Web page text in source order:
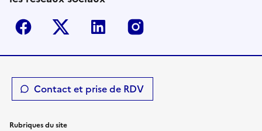
Facebook Twitter-X Linkedin
Contact et prise de RDV
Rubriques du site